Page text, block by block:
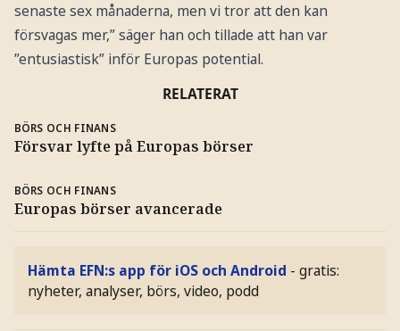
senaste sex månaderna, men vi tror att den kan
försvagas mer,” säger han och tillade att han var
”entusiastisk” inför Europas potential.
RELATERAT
BÖRS OCH FINANS
Försvar lyfte på Europas börser
BÖRS OCH FINANS
Europas börser avancerade
Hämta EFN:s app för iOS och Android - gratis:
nyheter, analyser, börs, video, podd